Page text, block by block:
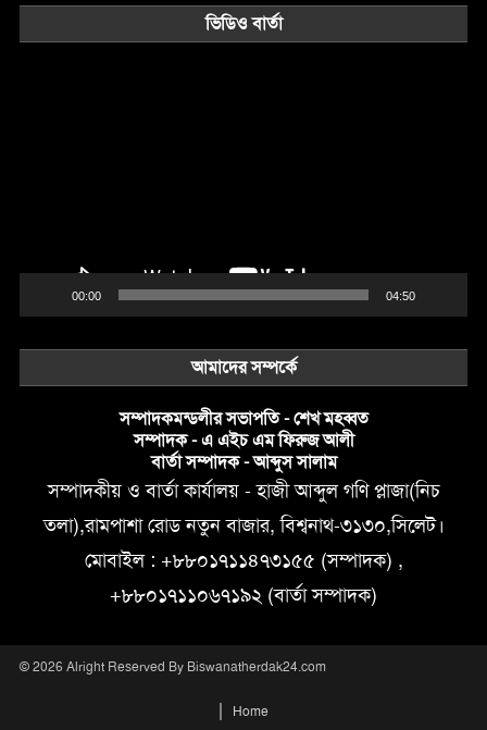
ভিডিও বার্তা
00:00 04:50
আমাদের সম্পর্কে
সম্পাদকমন্ডলীর সভাপতি - শেখ মহব্বত
সম্পাদক - এ এইচ এম ফিরুজ আলী
বার্তা সম্পাদক - আব্দুস সালাম
সম্পাদকীয় ও বার্তা কার্যালয় - হাজী আব্দুল গণি প্লাজা(নিচ
তলা),রামপাশা রোড নতুন বাজার, বিশ্বনাথ-৩১৩০,সিলেট।
মোবাইল : +৮৮০১৭১১৪৭৩১৫৫ (সম্পাদক) ,
+৮৮০১৭১১০৬৭১৯২ (বার্তা সম্পাদক)
© 2026 Alright Reserved By Biswanatherdak24.com
Home